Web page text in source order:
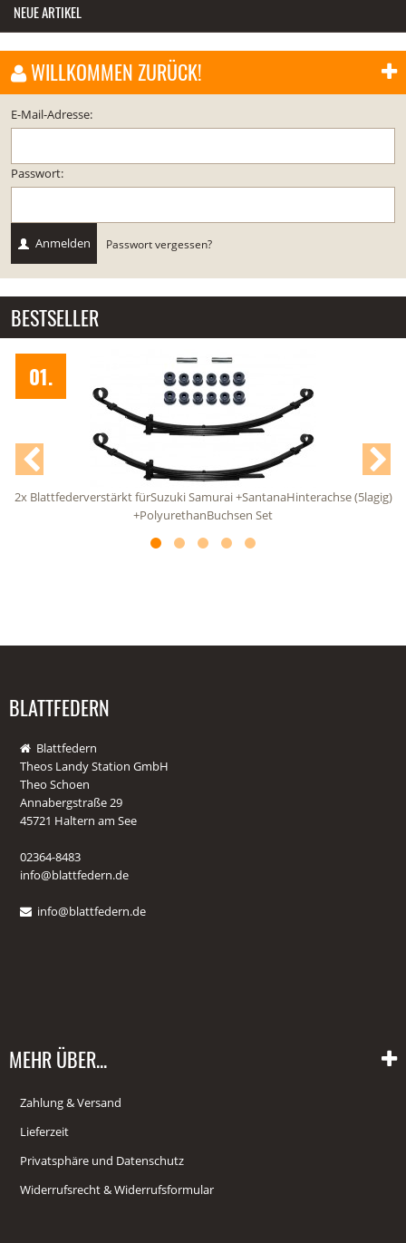
NEUE ARTIKEL
WILLKOMMEN ZURÜCK!
E-Mail-Adresse:
Passwort:
Anmelden Passwort vergessen?
BESTSELLER
fürSuzuki Samurai +SantanaHinterachse (5lagig)
+PolyurethanBuchsen Set
BLATTFEDERN
Blattfedern
Theos Landy Station GmbH
Theo Schoen
Annabergstraße 29
45721 Haltern am See
02364-8483
info@blattfedern.de
info@blattfedern.de
MEHR ÜBER...
Zahlung & Versand
Lieferzeit
Privatsphäre und Datenschutz
Widerrufsrecht & Widerrufsformular